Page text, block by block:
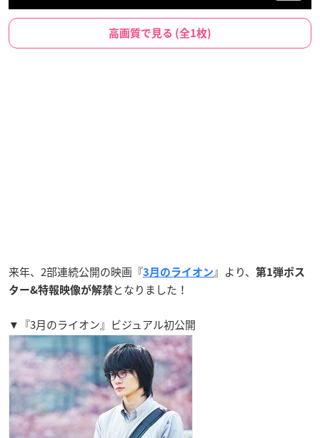
高画質で見る (全1枚)
来年、2部連続公開の映画『3月のライオン』より、
第1弾ポス
ター&特報映像が解禁となりました！
▼『3月のライオン』ビジュアル初公開